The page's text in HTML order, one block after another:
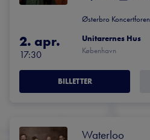
Østerbro
2. apr.
17:30
Unitarernes Hus
København
BILLETTER
Waterloo